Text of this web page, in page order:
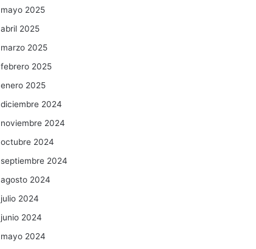
mayo 2025
abril 2025
marzo 2025
febrero 2025
enero 2025
diciembre 2024
noviembre 2024
octubre 2024
septiembre 2024
agosto 2024
julio 2024
junio 2024
mayo 2024